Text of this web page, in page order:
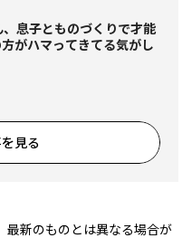
息子とものづくりで才能
がハマってきてる気がし
見る
最新のものとは異なる場合が